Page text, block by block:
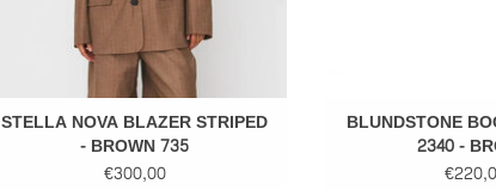
STELLA NOVA BLAZER STRIPED
- BROWN 735
€300,00
BLUNDSTONE
2340 -